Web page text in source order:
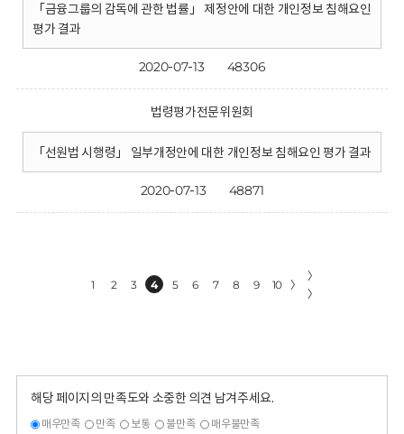
「금융그룹의 감독에 관한 법률」 제정안에 대한 개인정보 침해요인
평가 결과
2020-07-13 48306
법령평가전문위원회
「선원법 시행령」 일부개정안에 대한 개인정보 침해요인 평가 결과
2020-07-13 48871
1 2 3 4 5 6 7 8 9 10 〉
〉
〉
해당 페이지의 만족도와 소중한 의견 남겨주세요.
매우만족 만족 보통 불만족 매우불만족